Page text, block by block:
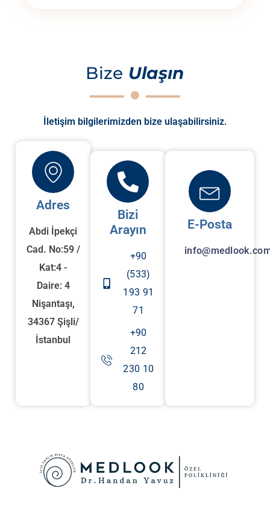
Bize Ulaşın
İletişim bilgilerimizden bize ulaşabilirsiniz.
Adres
Abdi İpekçi
Cad. No:59 /
Kat:4 -
Daire: 4
Nişantaşı,
34367 Şişli/
İstanbul
Bizi
Arayın
+90
(533)
193 91
71
+90
212
230 10
80
E-Posta